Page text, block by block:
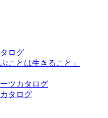
ログ
ことは生きること」
ツカタログ
タログ